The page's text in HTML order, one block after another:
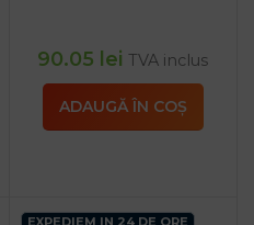
90.05 lei TVA inclus
ADAUGĂ ÎN COȘ
EXPEDIEM IN 24 DE ORE